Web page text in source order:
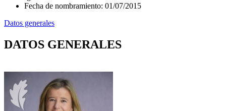
Fecha de nombramiento: 01/07/2015
Datos generales
DATOS GENERALES